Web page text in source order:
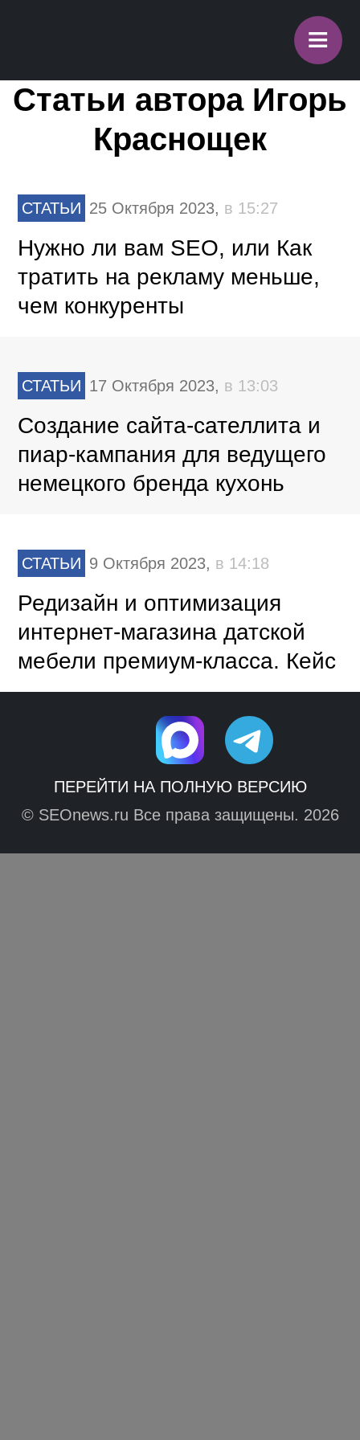
≡
Статьи автора Игорь
Краснощек
СТАТЬИ 25 Октября 2023, в 15:27
Нужно ли вам SEO, или Как
тратить на рекламу меньше,
чем конкуренты
СТАТЬИ 17 Октября 2023, в 13:03
Создание сайта-сателлита и
пиар-кампания для ведущего
немецкого бренда кухонь
СТАТЬИ 9 Октября 2023, в 14:18
Редизайн и оптимизация
интернет-магазина датской
мебели премиум-класса. Кейс
ПЕРЕЙТИ НА ПОЛНУЮ ВЕРСИЮ
© SEOnews.ru Все права защищены. 2026